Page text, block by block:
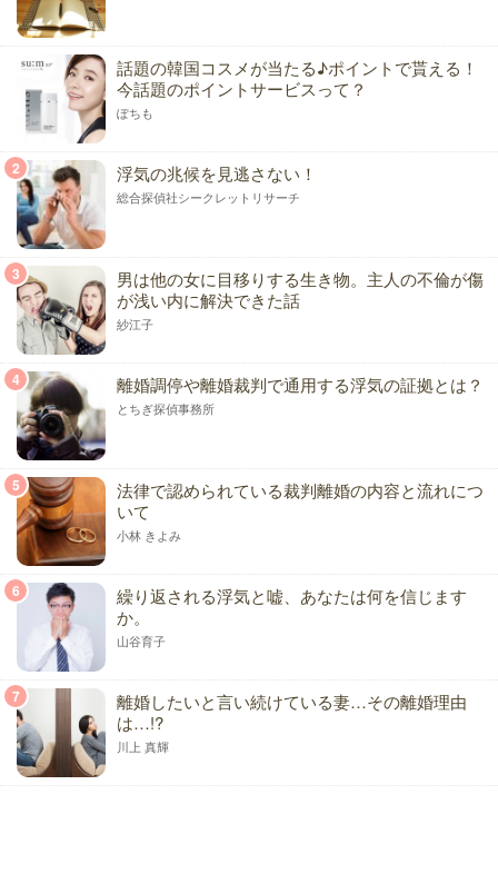
話題の韓国コスメが当たる♪ポイントで貰える！
今話題のポイントサービスって？
ぽちも
2 浮気の兆候を見逃さない！
総合探偵社シークレットリサーチ
3
男は他の女に目移りする生き物。主人の不倫が傷
が浅い内に解決できた話
紗江子
4 離婚調停や離婚裁判で通用する浮気の証拠とは？
とちぎ探偵事務所
5
法律で認められている裁判離婚の内容と流れにつ
いて
小林 きよみ
6
繰り返される浮気と嘘、あなたは何を信じます
か。
山谷育子
7
離婚したいと言い続けている妻…その離婚理由
は…!?
川上 真輝